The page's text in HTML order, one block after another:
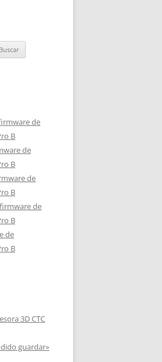
de
B
de
B
de
B
de
B
de
B
3D CTC
guardar»